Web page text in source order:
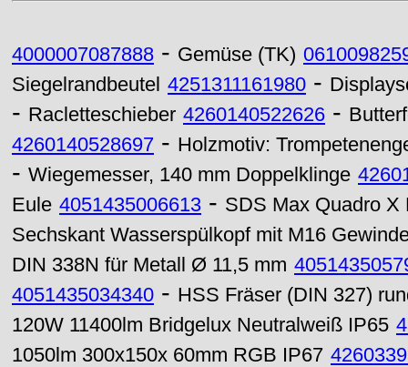
4000007087888 - Gemüse (TK)
Siegelrandbeutel 4251311161980 -
- Racletteschieber 4260140522626 -
4260140528697 - Holzmotiv:
- Wiegemesser, 140 mm Doppelklinge
Eule 4051435006613 - SDS Max Quadro X
Sechskant Wasserspülkopf mit M16
DIN 338N für Metall Ø 11,5 mm
4051435034340 - HSS Fräser (DIN 327)
120W 11400lm Bridgelux Neutralweiß IP65
1050lm 300x150x 60mm RGB IP67